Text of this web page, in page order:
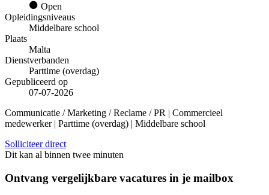
Open
Opleidingsniveaus
Middelbare school
Plaats
Malta
Dienstverbanden
Parttime (overdag)
Gepubliceerd op
07-07-2026
Communicatie / Marketing / Reclame / PR | Commercieel
medewerker | Parttime (overdag) | Middelbare school
Solliciteer direct
Dit kan al binnen twee minuten
Ontvang vergelijkbare vacatures in je mailbox